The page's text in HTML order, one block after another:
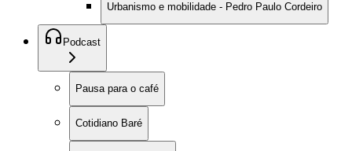
Urbanismo e mobilidade - Pedro Paulo Cordeiro
Podcast
Pausa para o café
Cotidiano Baré